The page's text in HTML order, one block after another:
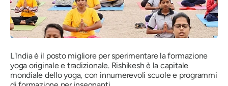
L'India è il posto migliore per sperimentare la formazione
yoga originale e tradizionale. Rishikesh è la capitale
mondiale dello yoga, con innumerevoli scuole e programmi